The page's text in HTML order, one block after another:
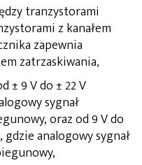
tranzystorami
z kanałem
zapewnia
zatrzaskiwania,
± 9 V do ± 22 V
sygnał
oraz od 9 V do
analogowy sygnał